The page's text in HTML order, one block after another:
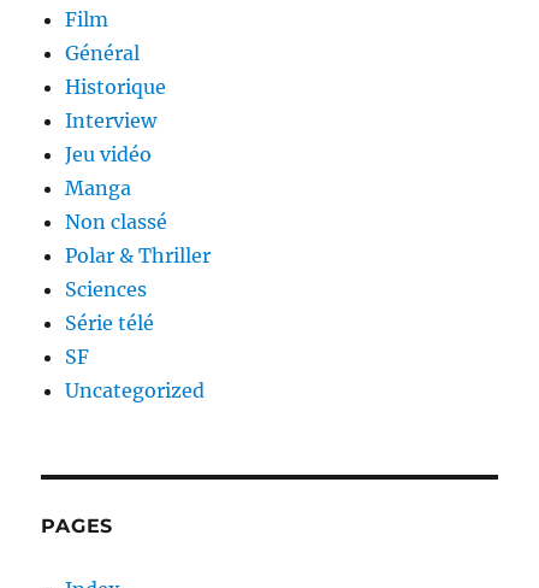
Film
Général
Historique
Interview
Jeu vidéo
Manga
Non classé
Polar & Thriller
Sciences
Série télé
SF
Uncategorized
PAGES